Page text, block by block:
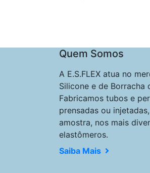
Quem Somos
A E.S.FLEX atua no
Silicone e de Borracha
Fabricamos tubos e
prensadas ou
amostra, nos mais
elastômeros.
Saiba Mais